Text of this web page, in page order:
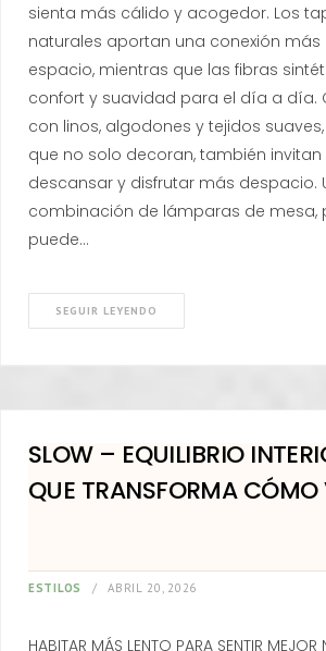
sienta más cálido y acogedor. Los
naturales aportan una conexión
espacio, mientras que las fibras
confort y suavidad para el día a día.
con linos, algodones y tejidos
que no solo decoran, también invitan
descansar y disfrutar más despacio.
combinación de lámparas de mesa,
puede…
SEGUIR LEYENDO
SLOW – EQUILIBRIO
QUE TRANSFORMA
ESTILOS ABRIL 20, 2026
HABITAR MÁS LENTO PARA SENTIR MEJOR